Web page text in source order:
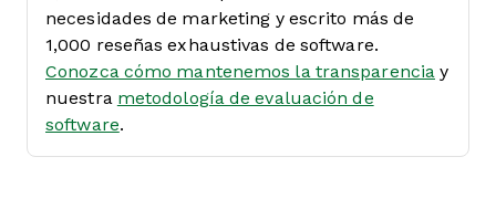
necesidades de marketing y escrito más de
1,000 reseñas exhaustivas de software.
Conozca cómo mantenemos la transparencia y
nuestra metodología de evaluación de
software.